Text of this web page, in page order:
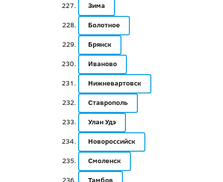
Зима
Болотное
Брянск
Иваново
Нижневартовск
Ставрополь
Улан Удэ
Новороссийск
Смоленск
Тамбов